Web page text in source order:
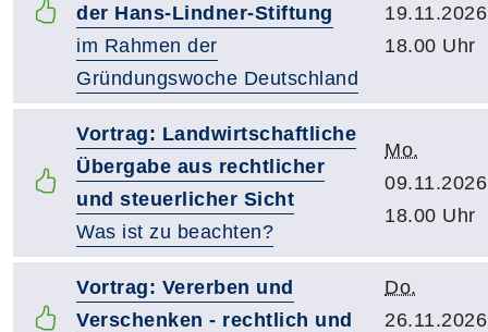
der Hans-Lindner-Stiftung
im Rahmen der
Gründungswoche Deutschland
18.00 Uhr
Vortrag: Landwirtschaftliche
Übergabe aus rechtlicher
und steuerlicher Sicht
Was ist zu beachten?
Mo.
18.00 Uhr
Vortrag: Vererben und
Verschenken - rechtlich und
Do.